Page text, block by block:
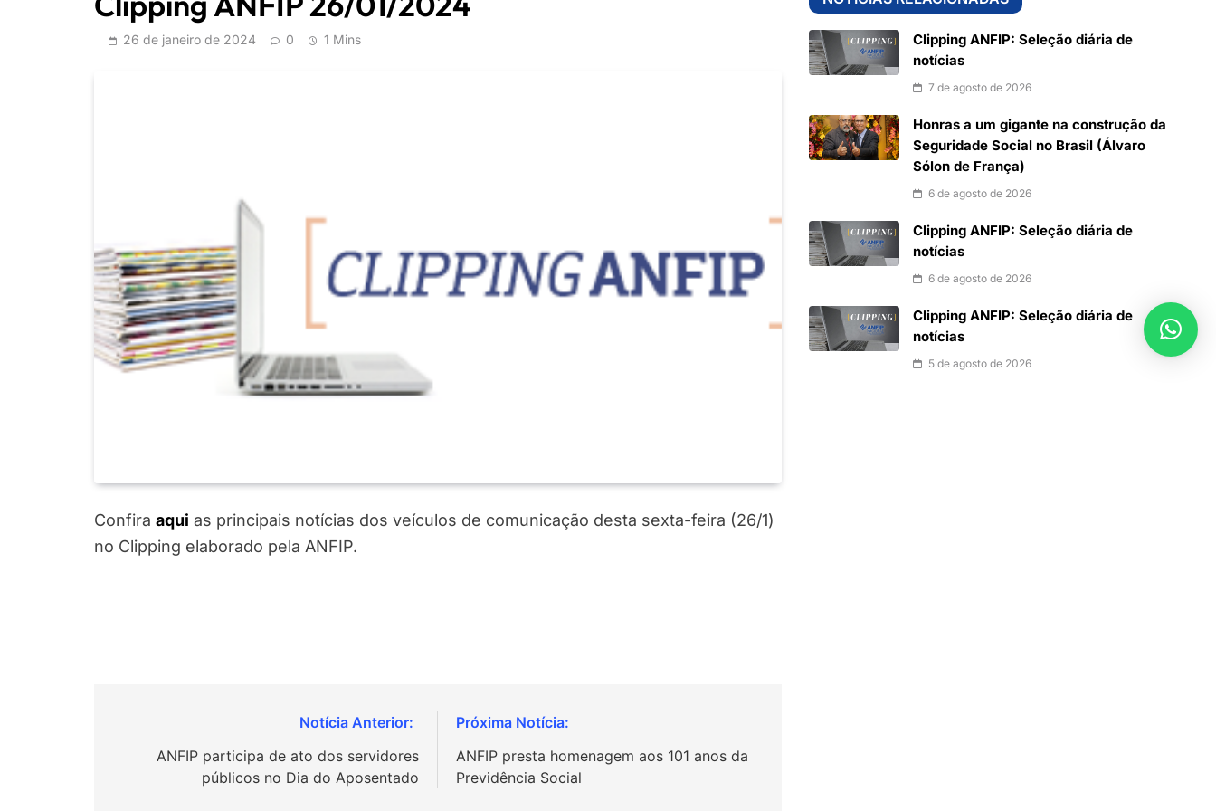
26 de janeiro de 2024 0 1 Mins
Confira aqui as principais notícias dos veículos de comunicação desta sexta-feira (26/1)
no Clipping elaborado pela ANFIP.
ANFIP participa de ato dos servidores
públicos no Dia do Aposentado
ANFIP presta homenagem aos 101 anos da
Previdência Social
Clipping ANFIP: Seleção diária de
notícias
7 de agosto de 2026
Honras a um gigante na construção da
Seguridade Social no Brasil (Álvaro
Sólon de França)
6 de agosto de 2026
Clipping ANFIP: Seleção diária de
notícias
6 de agosto de 2026
Clipping ANFIP: Seleção diária de
notícias
5 de agosto de 2026